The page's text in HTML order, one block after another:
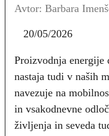
Avtor: Barbara
20/05/2026
Proizvodnja energije
nastaja tudi v naših
navezuje na
in vsakodnevne
življenja in seveda